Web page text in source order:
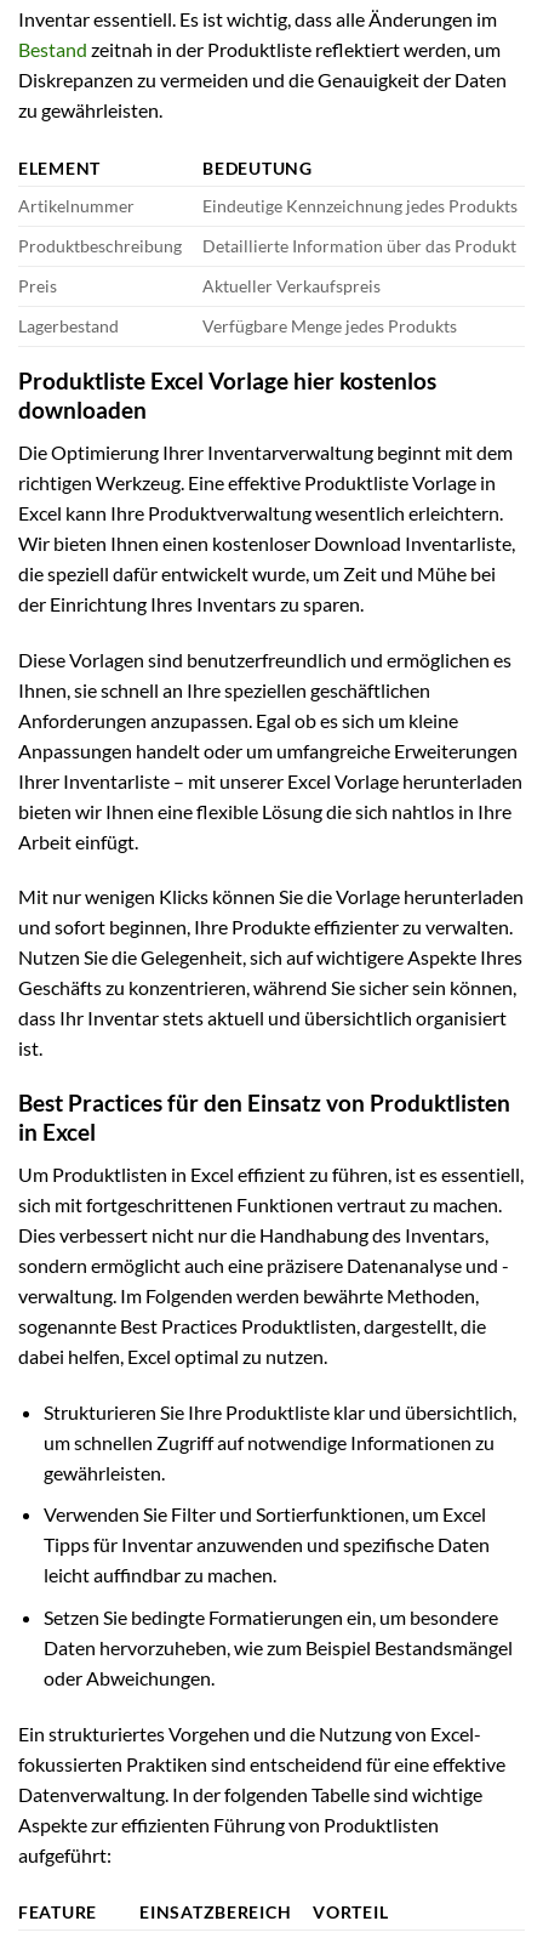
Inventar essentiell. Es ist wichtig, dass alle Änderungen im
Bestand zeitnah in der Produktliste reflektiert werden, um
Diskrepanzen zu vermeiden und die Genauigkeit der Daten
zu gewährleisten.
ELEMENT
BEDEUTUNG
Artikelnummer
Eindeutige Kennzeichnung jedes Produkts
Produktbeschreibung
Detaillierte Information über das Produkt
Preis
Aktueller Verkaufspreis
Lagerbestand
Verfügbare Menge jedes Produkts
Produktliste Excel Vorlage hier kostenlos
downloaden
Die Optimierung Ihrer Inventarverwaltung beginnt mit dem
richtigen Werkzeug. Eine effektive Produktliste Vorlage in
Excel kann Ihre Produktverwaltung wesentlich erleichtern.
Wir bieten Ihnen einen kostenloser Download Inventarliste,
die speziell dafür entwickelt wurde, um Zeit und Mühe bei
der Einrichtung Ihres Inventars zu sparen.
Diese Vorlagen sind benutzerfreundlich und ermöglichen es
Ihnen, sie schnell an Ihre speziellen geschäftlichen
Anforderungen anzupassen. Egal ob es sich um kleine
Anpassungen handelt oder um umfangreiche Erweiterungen
Ihrer Inventarliste – mit unserer Excel Vorlage herunterladen
bieten wir Ihnen eine flexible Lösung die sich nahtlos in Ihre
Arbeit einfügt.
Mit nur wenigen Klicks können Sie die Vorlage herunterladen
und sofort beginnen, Ihre Produkte effizienter zu verwalten.
Nutzen Sie die Gelegenheit, sich auf wichtigere Aspekte Ihres
Geschäfts zu konzentrieren, während Sie sicher sein können,
dass Ihr Inventar stets aktuell und übersichtlich organisiert
ist.
Best Practices für den Einsatz von Produktlisten
in Excel
Um Produktlisten in Excel effizient zu führen, ist es essentiell,
sich mit fortgeschrittenen Funktionen vertraut zu machen.
Dies verbessert nicht nur die Handhabung des Inventars,
sondern ermöglicht auch eine präzisere Datenanalyse und -
verwaltung. Im Folgenden werden bewährte Methoden,
sogenannte Best Practices Produktlisten, dargestellt, die
dabei helfen, Excel optimal zu nutzen.
Strukturieren Sie Ihre Produktliste klar und übersichtlich,
um schnellen Zugriff auf notwendige Informationen zu
gewährleisten.
Verwenden Sie Filter und Sortierfunktionen, um Excel
Tipps für Inventar anzuwenden und spezifische Daten
leicht auffindbar zu machen.
Setzen Sie bedingte Formatierungen ein, um besondere
Daten hervorzuheben, wie zum Beispiel Bestandsmängel
oder Abweichungen.
Ein strukturiertes Vorgehen und die Nutzung von Excel-
fokussierten Praktiken sind entscheidend für eine effektive
Datenverwaltung. In der folgenden Tabelle sind wichtige
Aspekte zur effizienten Führung von Produktlisten
aufgeführt:
FEATURE EINSATZBEREICH VORTEIL